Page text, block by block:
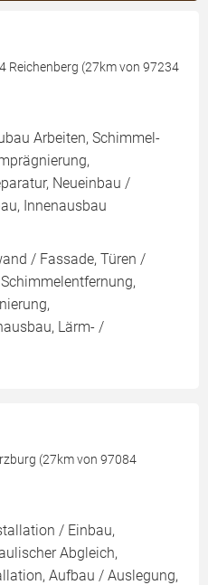
Reichenberg (27km von 97234
Arbeiten, Schimmel-
Neueinbau /
Innenausbau
/ Fassade, Türen /
Lärm- /
(27km von 97084
/ Einbau,
Abgleich,
Aufbau / Auslegung,